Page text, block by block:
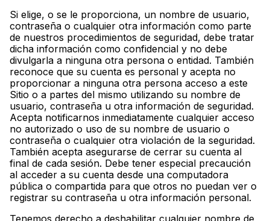
Si elige, o se le proporciona, un nombre de usuario,
contraseña o cualquier otra información como parte
de nuestros procedimientos de seguridad, debe tratar
dicha información como confidencial y no debe
divulgarla a ninguna otra persona o entidad. También
reconoce que su cuenta es personal y acepta no
proporcionar a ninguna otra persona acceso a este
Sitio o a partes del mismo utilizando su nombre de
usuario, contraseña u otra información de seguridad.
Acepta notificarnos inmediatamente cualquier acceso
no autorizado o uso de su nombre de usuario o
contraseña o cualquier otra violación de la seguridad.
También acepta asegurarse de cerrar su cuenta al
final de cada sesión. Debe tener especial precaución
al acceder a su cuenta desde una computadora
pública o compartida para que otros no puedan ver o
registrar su contraseña u otra información personal.
Tenemos derecho a deshabilitar cualquier nombre de